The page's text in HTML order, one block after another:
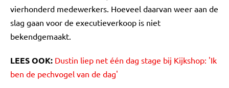
vierhonderd medewerkers. Hoeveel daarvan weer aan de
slag gaan voor de executieverkoop is niet
bekendgemaakt.
LEES OOK: Dustin liep net één dag stage bij Kijkshop: 'Ik
ben de pechvogel van de dag'